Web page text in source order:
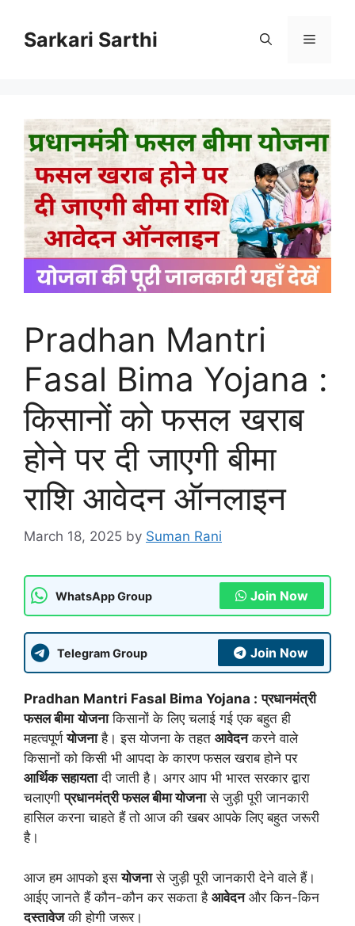
contentSarkari Sarthi Menu
Pradhan Mantri
Fasal Bima Yojana :
किसानों को फसल खराब
होने पर दी जाएगी बीमा
राशि आवेदन ऑनलाइन
March 18, 2025 by Suman Rani
WhatsApp Group Join Now
Telegram Group Join Now
Pradhan Mantri Fasal Bima Yojana : प्रधानमंत्री
फसल बीमा योजनाकिसानों के लिए चलाई गई एक बहुत ही
महत्वपूर्णयोजनाहै। इस योजना के तहत आवेदनकरने वाले
किसानों को किसी भी आपदा के कारण फसल खराब होने पर
आर्थिक सहायतादी जाती है। अगर आप भी भारत सरकार द्वारा
चलाएगीप्रधानमंत्री फसल बीमा योजनासे जुड़ी पूरी जानकारी
हासिल करना चाहते हैं तो आज की खबर आपके लिए बहुत जरूरी
है।
आज हम आपको इसयोजनासे जुड़ी पूरी जानकारी देने वाले हैं।
आईए जानते हैं कौन-कौन कर सकता है आवेदनऔर किन-किन
दस्तावेजकी होगी जरूर।